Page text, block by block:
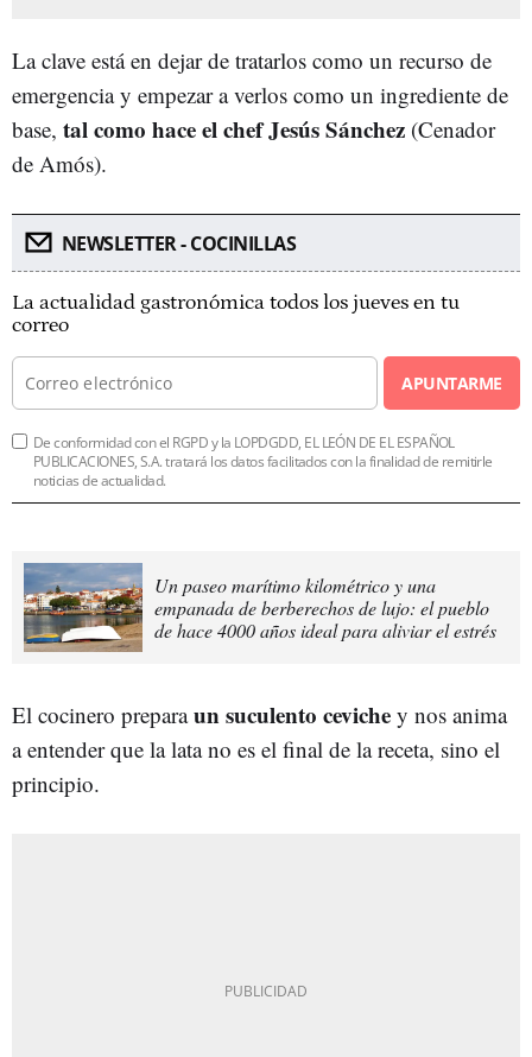
La clave está en dejar de tratarlos como un recurso de
emergencia y empezar a verlos como un ingrediente de
base, tal como hace el chef Jesús Sánchez (Cenador
de Amós).
NEWSLETTER - COCINILLAS
La actualidad gastronómica todos los jueves en tu
correo
APUNTARME
De conformidad con el RGPD y la LOPDGDD, EL LEÓN DE EL ESPAÑOL
PUBLICACIONES, S.A. tratará los datos facilitados con la finalidad de remitirle
noticias de actualidad.
Un paseo marítimo kilométrico y una
empanada de berberechos de lujo: el pueblo
de hace 4000 años ideal para aliviar el estrés
El cocinero preparaun suculento ceviche y nos anima
a entender que la lata no es el final de la receta, sino el
principio.